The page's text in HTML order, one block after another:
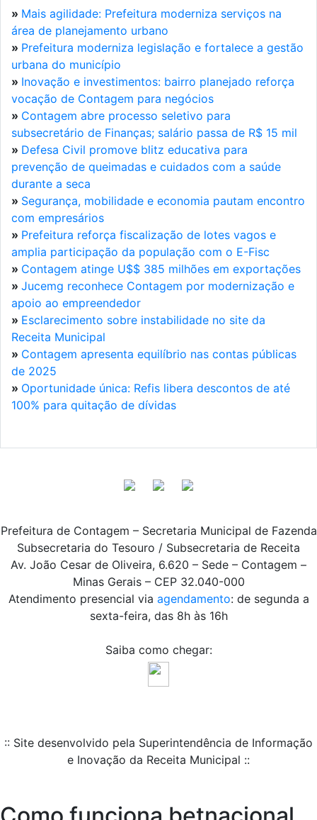
» Mais agilidade: Prefeitura moderniza serviços na
área de planejamento urbano
» Prefeitura moderniza legislação e fortalece a gestão
urbana do município
» Inovação e investimentos: bairro planejado reforça
vocação de Contagem para negócios
» Contagem abre processo seletivo para
subsecretário de Finanças; salário passa de R$ 15 mil
» Defesa Civil promove blitz educativa para
prevenção de queimadas e cuidados com a saúde
durante a seca
» Segurança, mobilidade e economia pautam encontro
com empresários
» Prefeitura reforça fiscalização de lotes vagos e
amplia participação da população com o E-Fisc
» Contagem atinge U$$ 385 milhões em exportações
» Jucemg reconhece Contagem por modernização e
apoio ao empreendedor
» Esclarecimento sobre instabilidade no site da
Receita Municipal
» Contagem apresenta equilíbrio nas contas públicas
de 2025
» Oportunidade única: Refis libera descontos de até
100% para quitação de dívidas
Prefeitura de Contagem – Secretaria Municipal de Fazenda
Subsecretaria do Tesouro / Subsecretaria de Receita
Av. João Cesar de Oliveira, 6.620 – Sede – Contagem –
Minas Gerais – CEP 32.040-000
Atendimento presencial via agendamento: de segunda a
sexta-feira, das 8h às 16h
Saiba como chegar:
:: Site desenvolvido pela Superintendência de Informação
e Inovação da Receita Municipal ::